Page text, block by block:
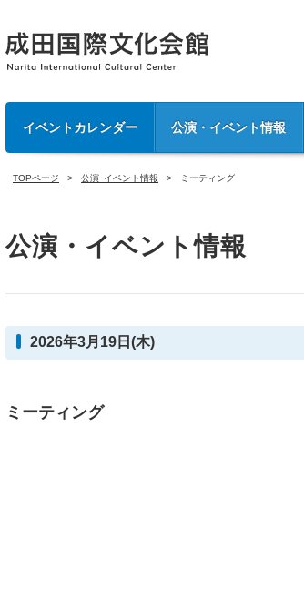
イベントカレンダー 公演・イベント情報
TOPページ 公演･イベント情報 ミーティング
公演・イベント情報
2026年3月19日(木)
ミーティング